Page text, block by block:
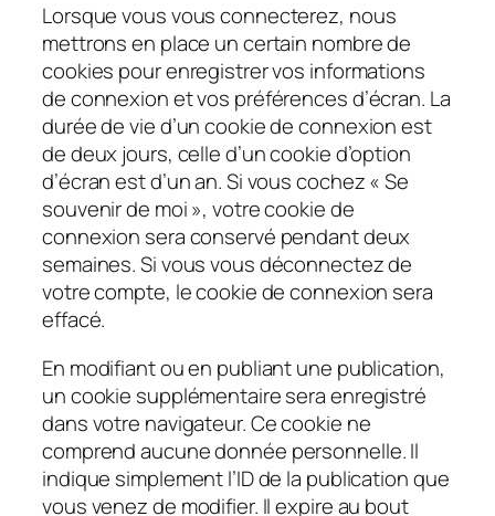
Lorsque vous vous connecterez, nous
mettrons en place un certain nombre de
cookies pour enregistrer vos informations
de connexion et vos préférences d’écran. La
durée de vie d’un cookie de connexion est
de deux jours, celle d’un cookie d’option
d’écran est d’un an. Si vous cochez « Se
souvenir de moi », votre cookie de
connexion sera conservé pendant deux
semaines. Si vous vous déconnectez de
votre compte, le cookie de connexion sera
effacé.
En modifiant ou en publiant une publication,
un cookie supplémentaire sera enregistré
dans votre navigateur. Ce cookie ne
comprend aucune donnée personnelle. Il
indique simplement l’ID de la publication que
vous venez de modifier. Il expire au bout